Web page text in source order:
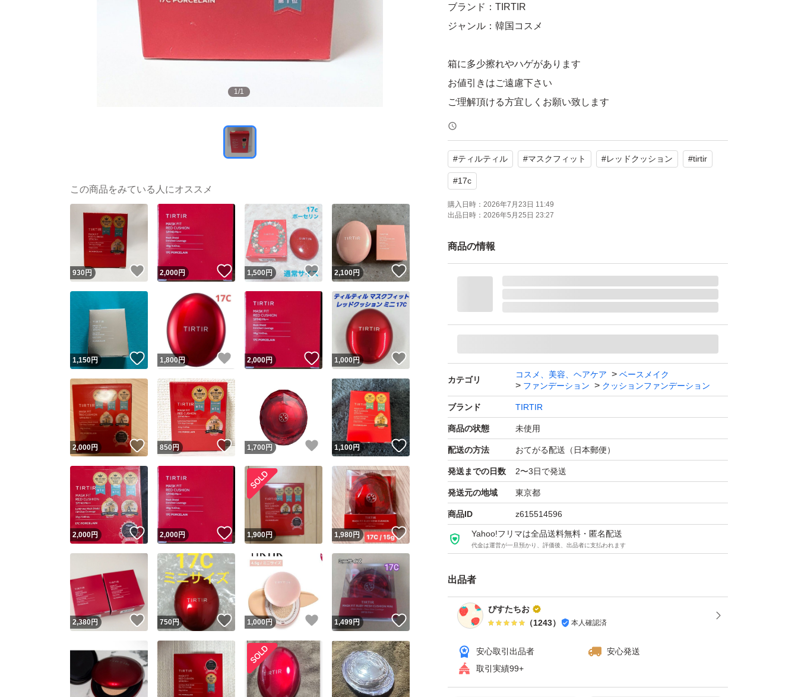
1/1
ブランド：TIRTIR
ジャンル：韓国コスメ
箱に多少擦れやハゲがあります
お値引きはご遠慮下さい
ご理解頂ける方宜しくお願い致します
#ティルティル #マスクフィット #レッドクッション #tirtir
#17c
購入日時： 2026年7月23日 11:49
出品日時： 2026年5月25日 23:27
商品の情報
カテゴリ
コスメ、美容、ヘアケア
ベースメイク
ファンデーション
クッションファンデーション
ブランド TIRTIR
商品の状態 未使用
配送の方法 おてがる配送（日本郵便）
発送までの日数 2〜3日で発送
発送元の地域 東京都
商品ID z615514596
Yahoo!フリマは全品送料無料・匿名配送
代金は運営が一旦預かり、評価後、出品者に支払われます
出品者
ぴすたちお
（1243） 本人確認済
安心取引出品者
安心発送
取引実績99+
この商品をみている人にオススメ
930 円 いいね！
2,000円 いいね！
1,500円 いいね！
2,100円 いいね！
1,150円 いいね！
1,800円 いいね！
2,000円 いいね！
1,000円
2,000円 いいね！
850円 いいね！
1,700 円 いいね！
1,100円 いいね！
2,000円 いいね！
2,000円 いいね！
1,900円 1,980円 いいね！
2,380円 いいね！
750円 いいね！
1,000 円 いいね！
1,499円